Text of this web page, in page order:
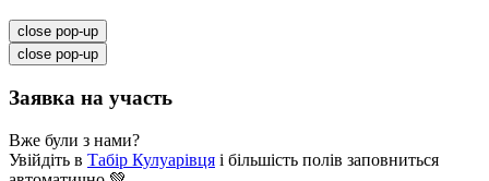
close pop-up
close pop-up
Заявка на участь
Вже були з нами?
Увійдіть в Табір Кулуарівця і більшість полів заповниться